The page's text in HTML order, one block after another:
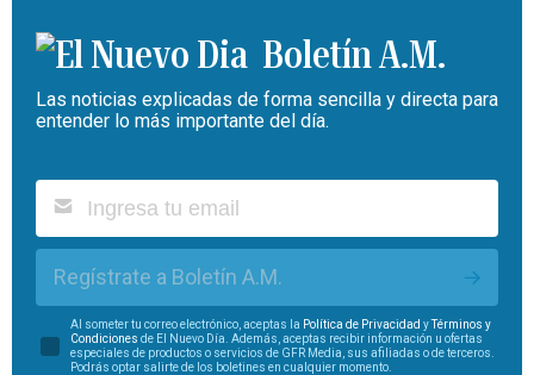
Boletín A.M.
Las noticias explicadas de forma sencilla y directa para
entender lo más importante del día.
Regístrate a Boletín A.M.
Al someter tu correo electrónico, aceptas la Política de Privacidad yTérminos y
Condiciones de El Nuevo Día. Además, aceptas recibir información u ofertas
especiales de productos o servicios de GFR Media, sus afiliadas o de terceros.
Podrás optar salirte de los boletines en cualquier momento.